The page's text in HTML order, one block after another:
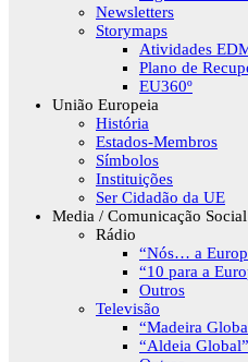
Newsletters
Storymaps
Atividades
Plano de
EU360º
União Europeia
História
Estados-Membros
Símbolos
Instituições
Ser Cidadão da UE
Media / Comunicação Social
Rádio
“Nós… a
“10 para a
Outros
Televisão
“Madeira
“Aldeia